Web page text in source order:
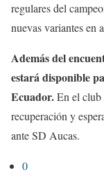
regulares del
nuevas variantes en
Además del
estará disponible
Ecuador.En el club
recuperación y
ante SD Aucas.
0